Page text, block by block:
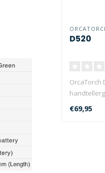
D520
OrcaTorch
€69,95